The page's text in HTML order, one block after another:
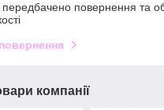
повернення та
компанії